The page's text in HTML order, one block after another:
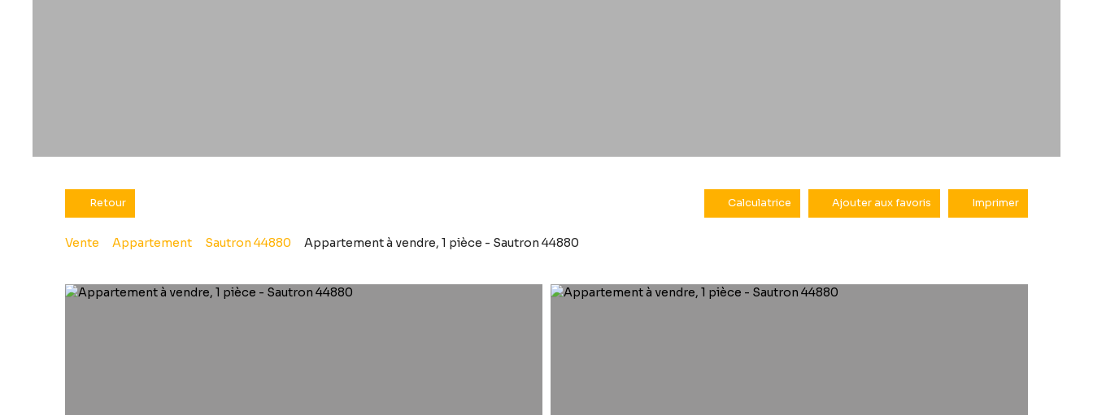
Retour Calculatrice Ajouter aux favoris Imprimer
Vente Appartement Sautron 44880 Appartement à vendre, 1 pièce - Sautron 44880